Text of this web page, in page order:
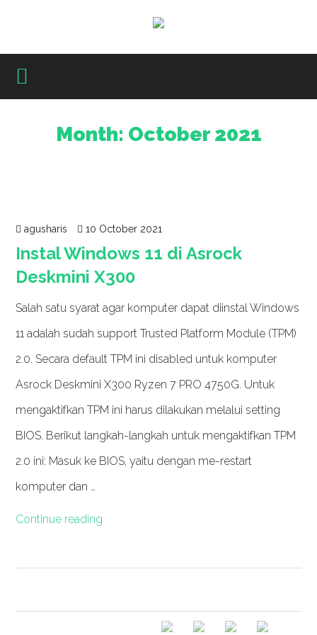
Month: October 2021
agusharis 10 October 2021
Instal Windows 11 di Asrock
Deskmini X300
Salah satu syarat agar komputer dapat diinstal Windows
11 adalah sudah support Trusted Platform Module (TPM)
2.0. Secara default TPM ini disabled untuk komputer
Asrock Deskmini X300 Ryzen 7 PRO 4750G. Untuk
mengaktifkan TPM ini harus dilakukan melalui setting
BIOS. Berikut langkah-langkah untuk mengaktifkan TPM
2.0 ini: Masuk ke BIOS, yaitu dengan me-restart
komputer dan …
Continue reading